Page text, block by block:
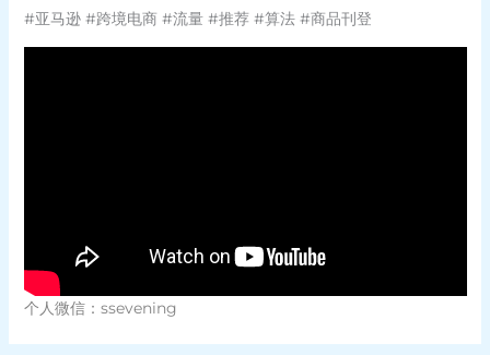
#亚马逊 #跨境电商 #流量 #推荐 #算法 #商品刊登
个人微信：ssevening